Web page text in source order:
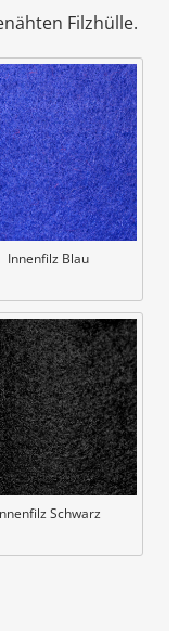
Filzhülle.
Innenfilz Blau
Schwarz